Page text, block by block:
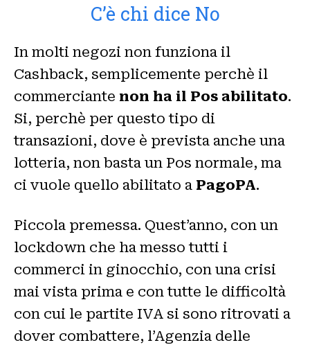
C’è chi dice No
In molti negozi non funziona il
Cashback, semplicemente perchè il
commerciante non ha il Pos abilitato.
Si, perchè per questo tipo di
transazioni, dove è prevista anche una
lotteria, non basta un Pos normale, ma
ci vuole quello abilitato a PagoPA.
Piccola premessa. Quest’anno, con un
lockdown che ha messo tutti i
commerci in ginocchio, con una crisi
mai vista prima e con tutte le difficoltà
con cui le partite IVA si sono ritrovati a
dover combattere, l’Agenzia delle